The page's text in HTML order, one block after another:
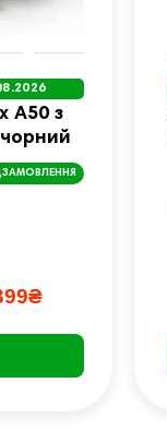
A50 з